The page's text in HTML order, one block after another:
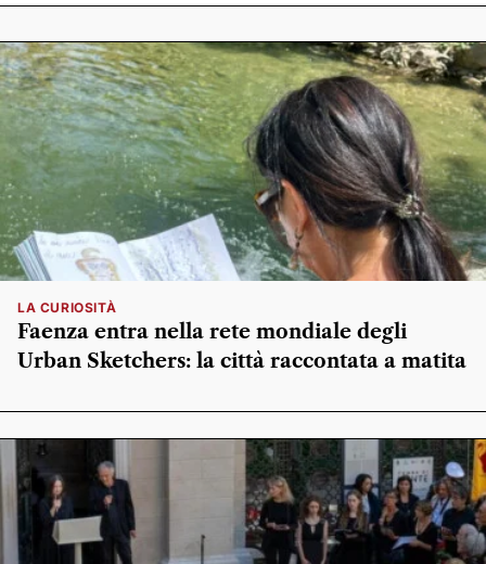
LA CURIOSITÀ
Faenza entra nella rete mondiale degli
Urban Sketchers: la città raccontata a matita